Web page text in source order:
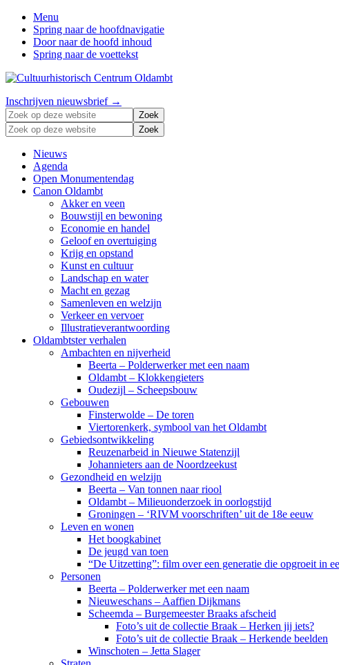
Menu
Spring naar de hoofdnavigatie
Door naar de hoofd inhoud
Spring naar de voettekst
Zonder
verleden
geen
toekomst
Header
Right
Inschrijven nieuwsbrief →
Zoek
op
deze
website
Zoek
op
deze
website
Nieuws
Agenda
Open Monumentendag
Canon Oldambt
Akker en veen
Bouwstijl en bewoning
Economie en handel
Geloof en overtuiging
Krijg en opstand
Kunst en cultuur
Landschap en water
Macht en gezag
Samenleven en welzijn
Verkeer en vervoer
Illustratieverantwoording
Oldambtster verhalen
Ambachten en nijverheid
Beerta – Polderwerker met een naam
Oldambt – Klokkengieters
Oudezijl – Scheepsbouw
Gebouwen
Finsterwolde – De toren
Viertorenkerk, symbool van het Oldambt
Gebiedsontwikkeling
Reuzenarbeid in Nieuwe Statenzijl
Johannieters aan de Noordzeekust
Gezondheid en welzijn
Beerta – Van tonnen naar riool
Oldambt – Milieuonderzoek in oorlogstijd
Groningen – ‘RIVM voorschriften’ uit de 18e eeuw
Leven en wonen
Het boogkabinet
De jeugd van toen
“De Uitzetting”: film over een generatie die opgroeit in
Personen
Beerta – Polderwerker met een naam
Nieuweschans – Aaffien Dijkmans
Scheemda – Burgemeester Braaks afscheid
Foto’s uit de collectie Braak – Herken jij iets?
Foto’s uit de collectie Braak – Herkende beelden
Winschoten – Jetta Slager